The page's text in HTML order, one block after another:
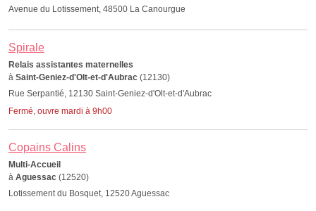
Avenue du Lotissement, 48500 La Canourgue
Spirale
Relais assistantes maternelles
à Saint-Geniez-d'Olt-et-d'Aubrac (12130)
Rue Serpantié, 12130 Saint-Geniez-d'Olt-et-d'Aubrac
Fermé, ouvre mardi à 9h00
Copains Calins
Multi-Accueil
à Aguessac (12520)
Lotissement du Bosquet, 12520 Aguessac